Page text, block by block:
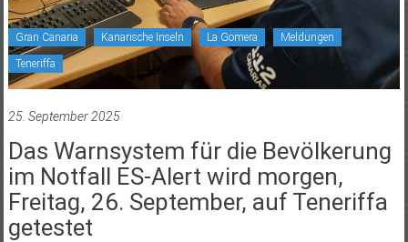
Gran Canaria Kanarische Inseln La Gomera Meldungen
Teneriffa
25. September 2025
Das Warnsystem für die Bevölkerung
im Notfall ES-Alert wird morgen,
Freitag, 26. September, auf Teneriffa
getestet